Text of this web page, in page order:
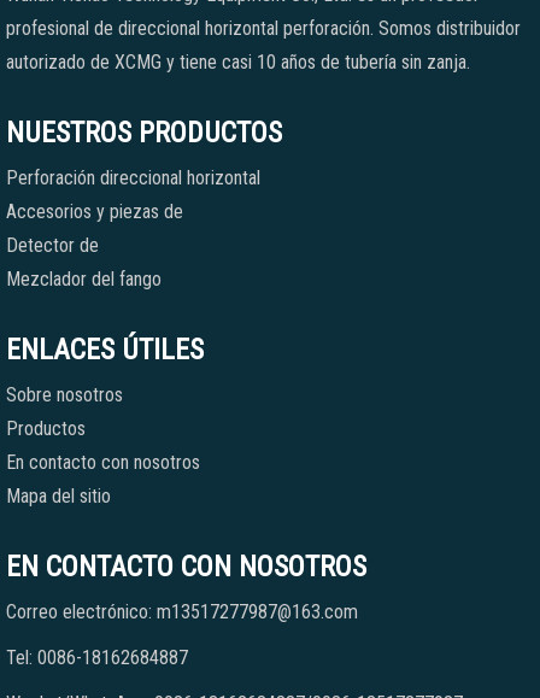
profesional de direccional horizontal perforación. Somos distribuidor
autorizado de XCMG y tiene casi 10 años de tubería sin zanja.
NUESTROS PRODUCTOS
Perforación direccional horizontal
Accesorios y piezas de
Detector de
Mezclador del fango
ENLACES ÚTILES
Sobre nosotros
Productos
En contacto con nosotros
Mapa del sitio
EN CONTACTO CON NOSOTROS
Correo electrónico: m13517277987@163.com
Tel: 0086-18162684887